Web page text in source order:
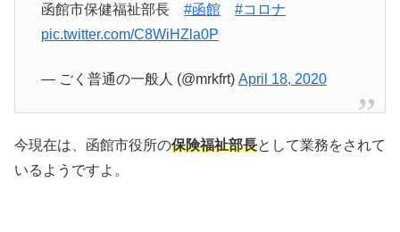
函館市保健福祉部長 #函館
#コロナ
pic.twitter.com/C8WiHZla0P
— ごく普通の一般人 (@mrkfrt) April 18, 2020
今現在は、函館市役所の保険福祉部長として業務をされて
いるようですよ。